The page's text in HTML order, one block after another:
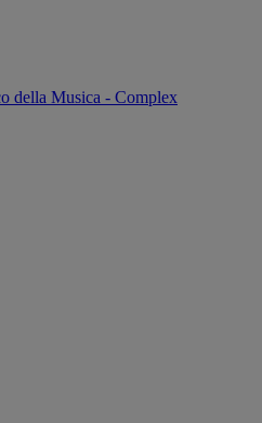
della Musica - Complex